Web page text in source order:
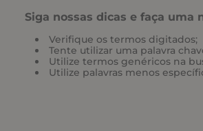
Siga nossas dicas e faça uma
Verifique os termos digitados;
Tente utilizar uma palavra
Utilize termos genéricos na
Utilize palavras menos